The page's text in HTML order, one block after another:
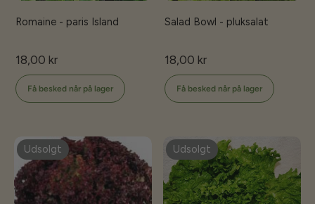
Romaine - paris Island
18,00 kr
Få besked når på lager
Salad Bowl - pluksalat
18,00 kr
Få besked når på lager
Udsolgt Udsolgt